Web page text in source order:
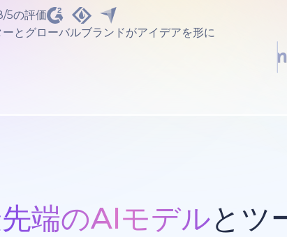
5の評価
とグローバルブランドがアイデアを形に
端のAIモデルとツ